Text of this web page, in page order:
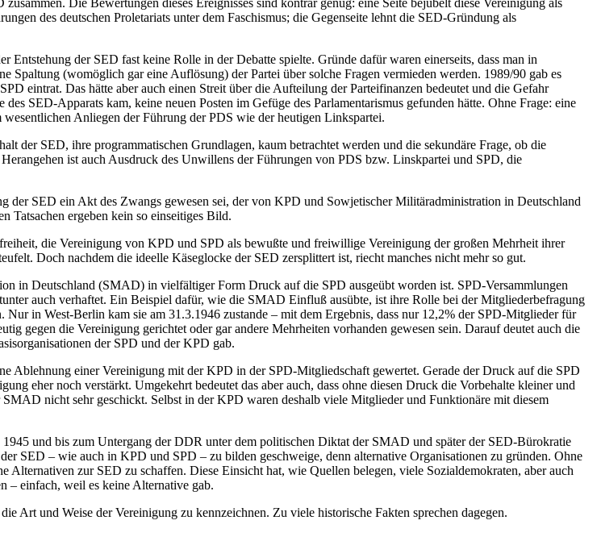
Die Bewertungen dieses Ereignisses sind konträr genug: eine Seite bejubelt diese Vereinigung als
des deutschen Proletariats unter dem Faschismus; die Gegenseite lehnt die SED-Gründung als
Entstehung der SED fast keine Rolle in der Debatte spielte. Gründe dafür waren einerseits, dass man in
Spaltung (womöglich gar eine Auflösung) der Partei über solche Fragen vermieden werden. 1989/90 gab es
eintrat. Das hätte aber auch einen Streit über die Aufteilung der Parteifinanzen bedeutet und die Gefahr
SED-Apparats kam, keine neuen Posten im Gefüge des Parlamentarismus gefunden hätte. Ohne Frage: eine
Anliegen der Führung der PDS wie der heutigen Linkspartei.
der SED, ihre programmatischen Grundlagen, kaum betrachtet werden und die sekundäre Frage, ob die
ist auch Ausdruck des Unwillens der Führungen von PDS bzw. Linskpartei und SPD, die
der SED ein Akt des Zwangs gewesen sei, der von KPD und Sowjetischer Militäradministration in Deutschland
Tatsachen ergeben kein so einseitiges Bild.
die Vereinigung von KPD und SPD als bewußte und freiwillige Vereinigung der großen Mehrheit ihrer
Doch nachdem die ideelle Käseglocke der SED zersplittert ist, riecht manches nicht mehr so gut.
in Deutschland (SMAD) in vielfältiger Form Druck auf die SPD ausgeübt worden ist. SPD-Versammlungen
auch verhaftet. Ein Beispiel dafür, wie die SMAD Einfluß ausübte, ist ihre Rolle bei der Mitgliederbefragung
in West-Berlin kam sie am 31.3.1946 zustande – mit dem Ergebnis, dass nur 12,2% der SPD-Mitglieder für
gegen die Vereinigung gerichtet oder gar andere Mehrheiten vorhanden gewesen sein. Darauf deutet auch die
der SPD und der KPD gab.
Ablehnung einer Vereinigung mit der KPD in der SPD-Mitgliedschaft gewertet. Gerade der Druck auf die SPD
eher noch verstärkt. Umgekehrt bedeutet das aber auch, dass ohne diesen Druck die Vorbehalte kleiner und
nicht sehr geschickt. Selbst in der KPD waren deshalb viele Mitglieder und Funktionäre mit diesem
und bis zum Untergang der DDR unter dem politischen Diktat der SMAD und später der SED-Bürokratie
SED – wie auch in KPD und SPD – zu bilden geschweige, denn alternative Organisationen zu gründen. Ohne
Alternativen zur SED zu schaffen. Diese Einsicht hat, wie Quellen belegen, viele Sozialdemokraten, aber auch
– einfach, weil es keine Alternative gab.
Art und Weise der Vereinigung zu kennzeichnen. Zu viele historische Fakten sprechen dagegen.